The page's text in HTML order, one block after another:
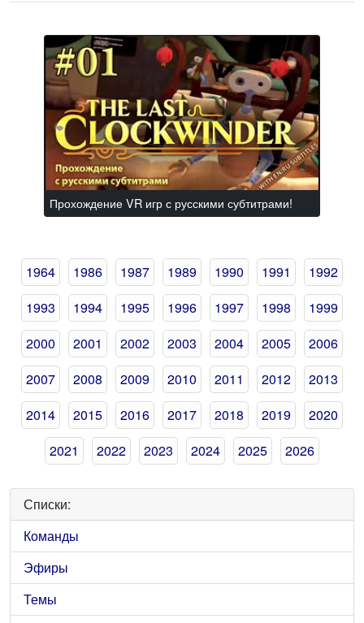
Прохождение VR игр с русскими субтитрами!
1964 1986 1987 1989 1990 1991
1992
1993
1994 1995 1996 1997 1998
1999
2000
2001 2002 2003 2004 2005
2006
2007
2008 2009 2010 2011 2012
2013
2014
2015 2016 2017 2018 2019
2020
2021
2022 2023 2024 2025 2026
Списки:
Команды
Эфиры
Темы